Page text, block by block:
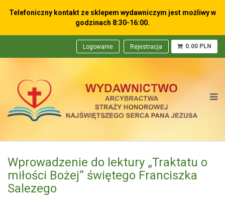
Telefoniczny kontakt ze sklepem wydawniczym jest możliwy w
godzinach 8:30-16:00.
Logowanie Rejestracja 0.00 PLN
Wprowadzenie do lektury „Traktatu o
miłości Bożej” świętego Franciszka
Salezego